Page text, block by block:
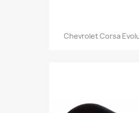
Chevrolet Corsa